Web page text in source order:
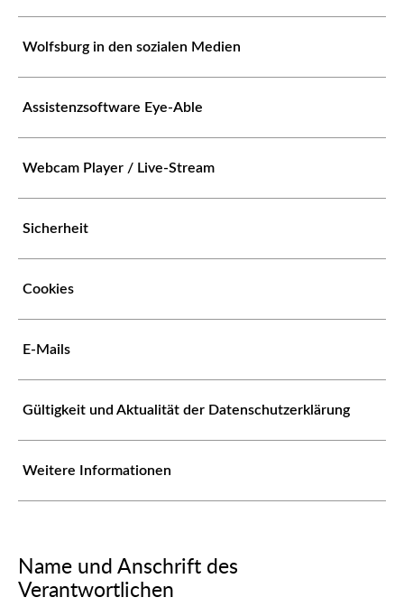
Wolfsburg in den sozialen Medien
Assistenzsoftware Eye-Able
Webcam Player / Live-Stream
Sicherheit
Cookies
E-Mails
Gültigkeit und Aktualität der Datenschutzerklärung
Weitere Informationen
Name und Anschrift des
Verantwortlichen